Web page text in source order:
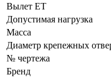
Вылет ЕТ
Допустимая нагрузка
Масса
Диаметр крепежных
№ чертежа
Бренд